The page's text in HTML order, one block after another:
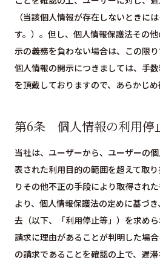
（当該個人情報が存在しないときに
す。）。但し、個人情報保護法その
示の義務を負わない場合は、この限り
個人情報の開示につきましては、手
を頂戴しておりますので、あらかじめ
第6条 個人情報の利用停
当社は、ユーザーから、ユーザーの
表された利用目的の範囲を超えて取
りその他不正の手段により取得され
より、個人情報保護法の定めに基づ
去（以下、「利用停止等」）を求め
請求に理由があることが判明した場
の請求であることを確認の上で、遅